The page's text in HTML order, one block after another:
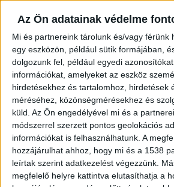
Az Ön adatainak védelme
Mi és partnereink tárolunk és/vagy férünk
egy eszközön, például sütik formájában,
dolgozunk fel, például egyedi
információkat, amelyeket az eszköz
hirdetésekhez és tartalomhoz, hirdetések
méréséhez, közönségmérésekhez és
küld. Az Ön engedélyével mi és a
módszerrel szerzett pontos geolokációs
információkat is felhasználhatunk. A
hozzájárulhat ahhoz, hogy mi és a 1538
leírtak szerint adatkezelést végezzünk.
megfelelő helyre kattintva elutasíthatja a
Kilencmillió alatt indul a
Volkswagen